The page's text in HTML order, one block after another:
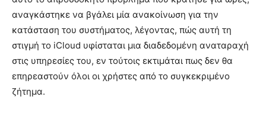
αναγκάστηκε να βγάλει μία ανακοίνωση για την
κατάσταση του συστήματος, λέγοντας, πώς αυτή τη
στιγμή το iCloud υφίσταται μια διαδεδομένη αναταραχή
στις υπηρεσίες του, εν τούτοις εκτιμάται πως δεν θα
επηρεαστούν όλοι οι χρήστες από το συγκεκριμένο
ζήτημα.